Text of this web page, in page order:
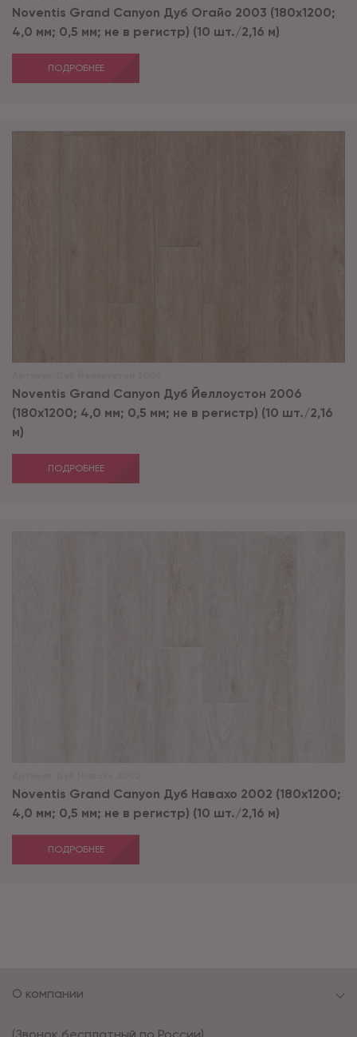
Noventis Grand Сanyon Дуб Огайо 2003 (180x1200;
4,0 мм; 0,5 мм; не в регистр) (10 шт./2,16 м)
ПОДРОБНЕЕ
Noventis Grand Сanyon Дуб Йеллоустон 2006
(180x1200; 4,0 мм; 0,5 мм; не в регистр) (10 шт./2,16
м)
ПОДРОБНЕЕ
Noventis Grand Сanyon Дуб Навахо 2002 (180x1200;
4,0 мм; 0,5 мм; не в регистр) (10 шт./2,16 м)
ПОДРОБНЕЕ
О компании